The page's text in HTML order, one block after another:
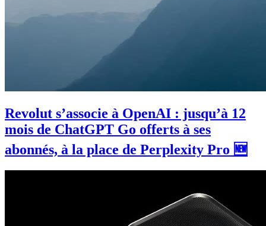
Revolut s’associe à OpenAI : jusqu’à 12
mois de ChatGPT Go offerts à ses
abonnés, à la place de Perplexity Pro 🆕